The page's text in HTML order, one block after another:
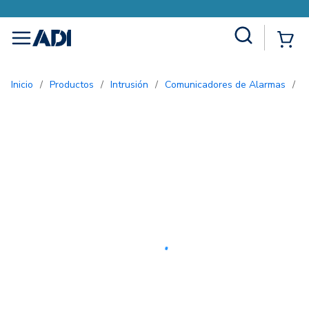
menu
Inicio / Productos / Intrusión / Comunicadores de Alarmas /